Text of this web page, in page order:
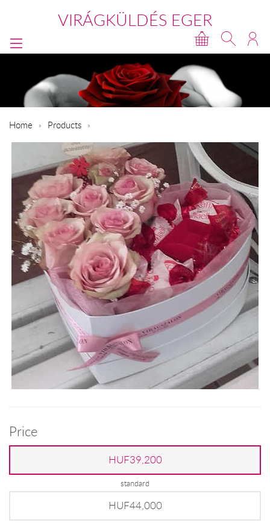
VIRÁGKÜLDÉS EGER
Home Products
Price
HUF39,200
standard
HUF44,000